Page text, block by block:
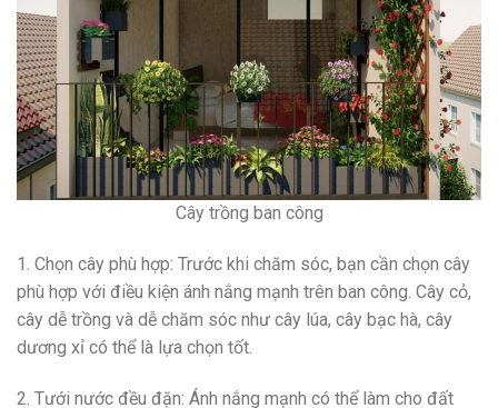
Cây trồng ban công
1. Chọn cây phù hợp: Trước khi chăm sóc, bạn cần chọn cây
phù hợp với điều kiện ánh nắng mạnh trên ban công. Cây cỏ,
cây dễ trồng và dễ chăm sóc như cây lúa, cây bạc hà, cây
dương xỉ có thể là lựa chọn tốt.
2. Tưới nước đều đặn: Ánh nắng mạnh có thể làm cho đất